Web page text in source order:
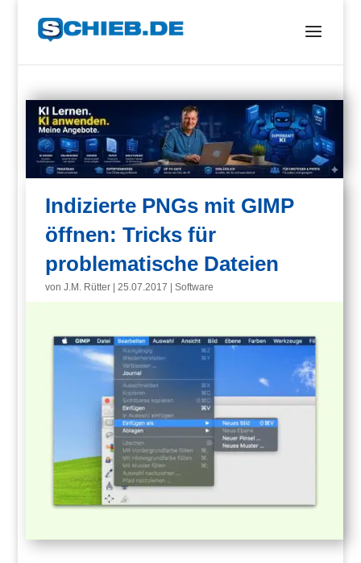
Indizierte PNGs mit GIMP
öffnen: Tricks für
problematische Dateien
vonJ.M. Rütter |25.07.2017 |Software